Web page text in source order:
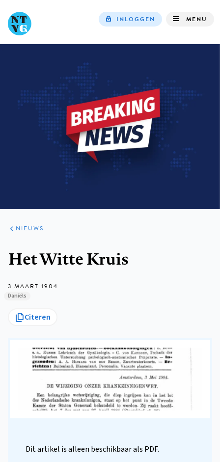
INLOGGEN MENU
ARTIKELEN
HET
KORT
NIEUWS
Het Witte Kruis
3 MAART 1904
Daniëls
Citeren
Dit artikel is alleen beschikbaar als PDF.